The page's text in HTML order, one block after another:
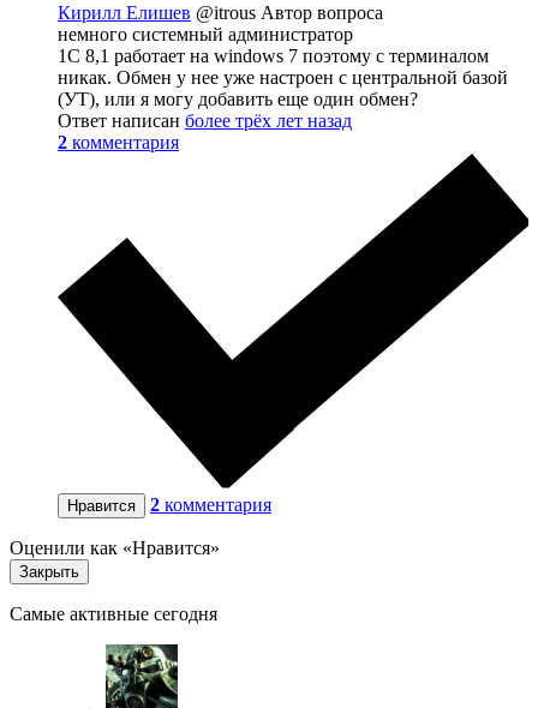
Кирилл Елишев @itrous Автор вопроса
немного системный администратор
1С 8,1 работает на windows 7 поэтому с терминалом
никак. Обмен у нее уже настроен с центральной базой
(УТ), или я могу добавить еще один обмен?
Ответ написан более трёх лет назад
2 комментария
Нравится 2 комментария
Оценили как «Нравится»
Закрыть
Самые активные сегодня